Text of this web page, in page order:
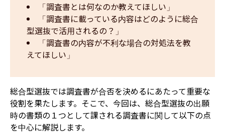
「調査書とは何なのか教えてほしい」
「調査書に載っている内容はどのように総合
型選抜で活用されるの？」
「調査書の内容が不利な場合の対処法を教
えてほしい」
総合型選抜では調査書が合否を決めるにあたって重要な
役割を果たします。そこで、今回は、総合型選抜の出願
時の書類の１つとして課される調査書に関して以下の点
を中心に解説します。